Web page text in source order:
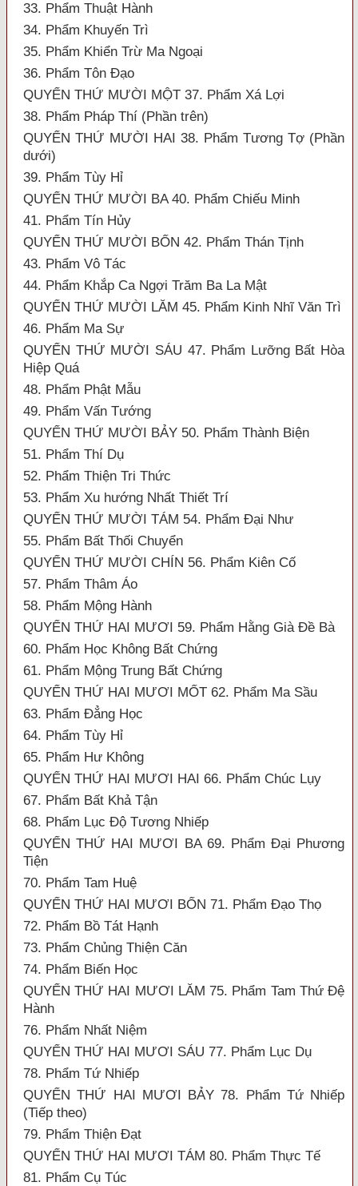
33. Phẩm Thuật Hành
34. Phẩm Khuyến Trì
35. Phẩm Khiển Trừ Ma Ngoại
36. Phẩm Tôn Đạo
QUYỂN THỨ MƯỜI MỘT 37. Phẩm Xá Lợi
38. Phẩm Pháp Thí (Phần trên)
QUYỂN THỨ MƯỜI HAI 38. Phẩm Tương Tợ (Phần
dưới)
39. Phẩm Tùy Hỉ
QUYỂN THỨ MƯỜI BA 40. Phẩm Chiếu Minh
41. Phẩm Tín Hủy
QUYỂN THỨ MƯỜI BỐN 42. Phẩm Thán Tịnh
43. Phẩm Vô Tác
44. Phẩm Khắp Ca Ngợi Trăm Ba La Mật
QUYỂN THỨ MƯỜI LĂM 45. Phẩm Kinh Nhĩ Văn Trì
46. Phẩm Ma Sự
QUYỂN THỨ MƯỜI SÁU 47. Phẩm Lưỡng Bất Hòa
Hiệp Quá
48. Phẩm Phật Mẫu
49. Phẩm Vấn Tướng
QUYỂN THỨ MƯỜI BẢY 50. Phẩm Thành Biện
51. Phẩm Thí Dụ
52. Phẩm Thiện Tri Thức
53. Phẩm Xu hướng Nhất Thiết Trí
QUYỂN THỨ MƯỜI TÁM 54. Phẩm Đại Như
55. Phẩm Bất Thối Chuyển
QUYỂN THỨ MƯỜI CHÍN 56. Phẩm Kiên Cố
57. Phẩm Thâm Áo
58. Phẩm Mộng Hành
QUYỂN THỨ HAI MƯƠI 59. Phẩm Hằng Già Đề Bà
60. Phẩm Học Không Bất Chứng
61. Phẩm Mộng Trung Bất Chứng
QUYỂN THỨ HAI MƯƠI MỐT 62. Phẩm Ma Sầu
63. Phẩm Đẳng Học
64. Phẩm Tùy Hỉ
65. Phẩm Hư Không
QUYỂN THỨ HAI MƯƠI HAI 66. Phẩm Chúc Lụy
67. Phẩm Bất Khả Tận
68. Phẩm Lục Độ Tương Nhiếp
QUYỂN THỨ HAI MƯƠI BA 69. Phẩm Đại Phương
Tiện
70. Phẩm Tam Huệ
QUYỂN THỨ HAI MƯƠI BỐN 71. Phẩm Đạo Thọ
72. Phẩm Bồ Tát Hạnh
73. Phẩm Chủng Thiện Căn
74. Phẩm Biến Học
QUYỂN THỨ HAI MƯƠI LĂM 75. Phẩm Tam Thứ Đệ
Hành
76. Phẩm Nhất Niệm
QUYỂN THỨ HAI MƯƠI SÁU 77. Phẩm Lục Dụ
78. Phẩm Tứ Nhiếp
QUYỂN THỨ HAI MƯƠI BẢY 78. Phẩm Tứ Nhiếp
(Tiếp theo)
79. Phẩm Thiện Đạt
QUYỂN THỨ HAI MƯƠI TÁM 80. Phẩm Thực Tế
81. Phẩm Cụ Túc